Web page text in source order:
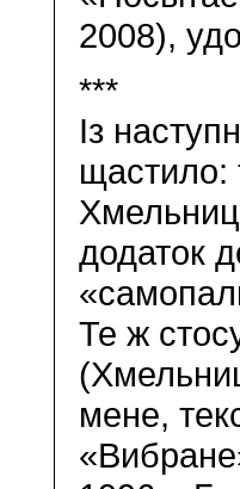
2008),
***
Із
щастило:
додаток
Те ж
мене,